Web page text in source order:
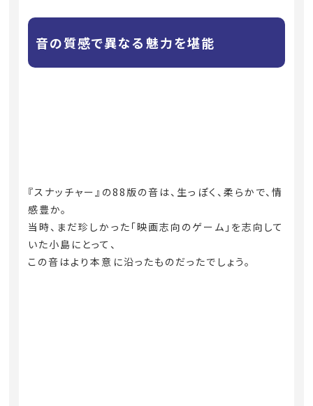
音の質感で異なる魅力を堪能
『スナッチャー』の88版の音は、生っぽく、柔らかで、情
感豊か。
当時、まだ珍しかった「映画志向のゲーム」を志向して
いた小島にとって、
この音はより本意に沿ったものだったでしょう。